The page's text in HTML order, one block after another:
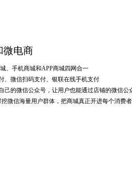
微电商
、手机商城和APP商城四网合一
、微信扫码支付、银联在线手机支付
己的微信公众号，让用户也能通过店铺的微信公
微信海量用户群体，把商城真正开进每个消费